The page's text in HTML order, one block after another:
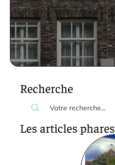
Recherche
Les articles phares